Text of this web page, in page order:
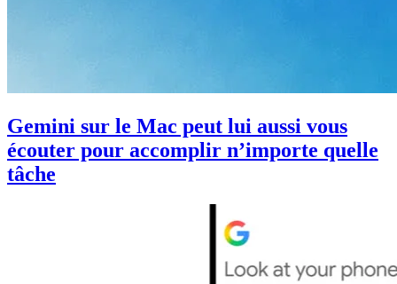
Gemini sur le Mac peut lui aussi vous
écouter pour accomplir n’importe quelle
tâche